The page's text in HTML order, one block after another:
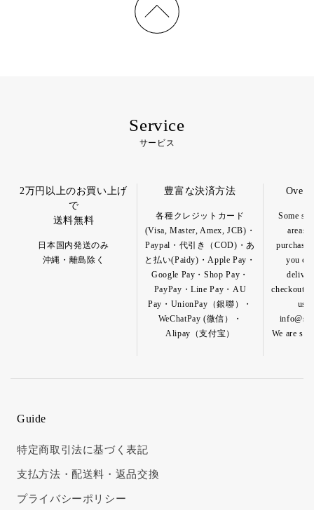
Service
サービス
2万円以上のお買い上げ
で
送料無料
日本国内発送のみ
沖縄・離島除く
豊富な決済方法
各種クレジットカード
(Visa, Master, Amex, JCB)・
Paypal・代引き（COD)・あ
と払い(Paidy)・Apple Pay・
Google Pay・Shop Pay・
PayPay・Line Pay・AU
Pay・UnionPay（銀聯）・
WeChatPay (微信）・
Alipay（支付宝）
Some
areas
purchase
you
checkout
us
We are so
Guide
特定商取引法に基づく表記
支払方法・配送料・返品交換
プライバシーポリシー